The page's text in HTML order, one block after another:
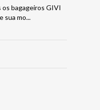
os bagageiros GIVI
sua mo...